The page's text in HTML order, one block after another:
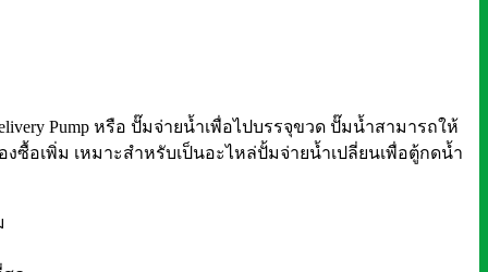
Pump หรือ ปั๊มจ่ายน้ำเพื่อไปบรรจุขวด ปั๊มน้ำสามารถให้
ซื้อเพิ่ม เหมาะสำหรับเป็นอะไหล่ปั้มจ่ายน้ำเปลี่ยนเพื่อตู้กดน้ำ